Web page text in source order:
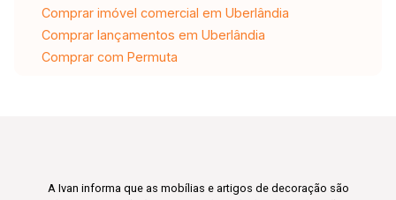
Comprar imóvel comercial em Uberlândia
Comprar lançamentos em Uberlândia
Comprar com Permuta
A Ivan informa que as mobílias e artigos de decoração são